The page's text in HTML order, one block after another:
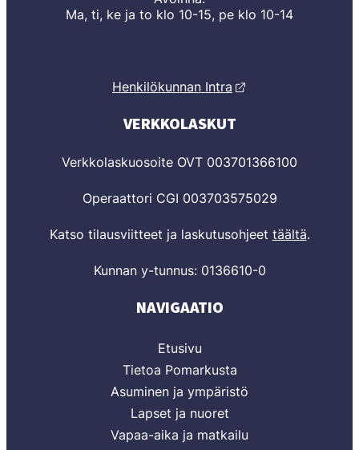
Ma, ti, ke ja to klo 10-15, pe klo 10-14
Henkilökunnan Intra
VERKKOLASKUT
Verkkolaskuosoite OVT 003701366100
Operaattori CGI 003703575029
Katso tilausviitteet ja laskutusohjeet täältä.
Kunnan y-tunnus: 0136610-0
NAVIGAATIO
Etusivu
Tietoa Pomarkusta
Asuminen ja ympäristö
Lapset ja nuoret
Vapaa-aika ja matkailu